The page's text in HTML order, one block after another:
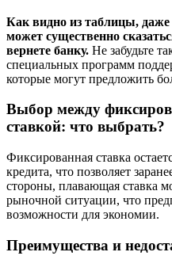
Как видно из таблицы,
может существенно
вернете банку. Не забудьте
специальных программ
которые могут предложить
Выбор между
ставкой: что выбрать?
Фиксированная ставка
кредита, что позволяет
стороны, плавающая ставка
рыночной ситуации, что
возможности для экономии.
Преимущества и